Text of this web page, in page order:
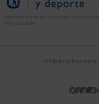
Ediciones Encuentro ha recibido una ayuda
© Ediciones Encuentro